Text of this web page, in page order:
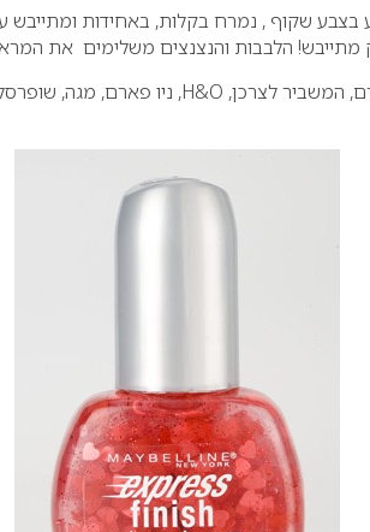
בצבע שקוף , נמרח בקלות, באחידות ומתייבש
את
המשביר לצרכן, H&O, ניו פארם, מגה,